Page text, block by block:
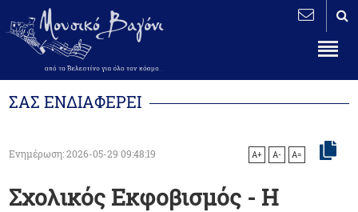
ΣΑΣ ΕΝΔΙΑΦΕΡΕΙ
Ενημέρωση: 2026-05-29 09:48:19 A+ A- A=
Σχολικός Εκφοβισμός - Η